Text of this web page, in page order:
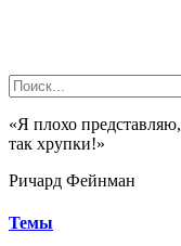
«Я плохо
так хрупки!»
Ричард Фейнман
Темы